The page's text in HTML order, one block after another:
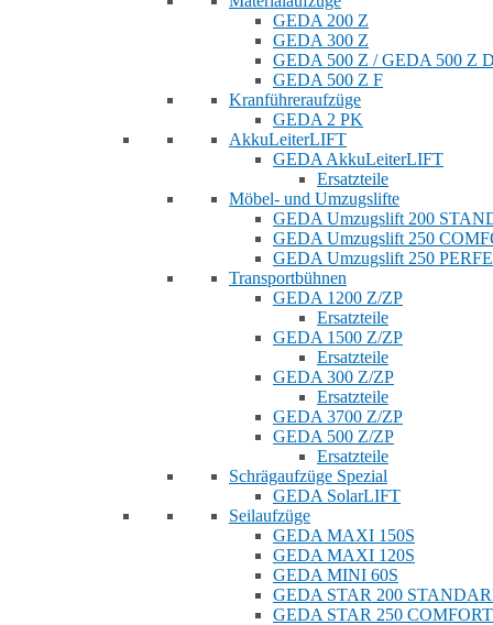
GEDA 200 Z
GEDA 300 Z
GEDA 500 Z / GEDA 500 Z
GEDA 500 Z F
Kranführeraufzüge
GEDA 2 PK
AkkuLeiterLIFT
GEDA AkkuLeiterLIFT
Ersatzteile
Möbel- und Umzugslifte
GEDA Umzugslift 200
GEDA Umzugslift 250
GEDA Umzugslift 250
Transportbühnen
GEDA 1200 Z/ZP
Ersatzteile
GEDA 1500 Z/ZP
Ersatzteile
GEDA 300 Z/ZP
Ersatzteile
GEDA 3700 Z/ZP
GEDA 500 Z/ZP
Ersatzteile
Schrägaufzüge Spezial
GEDA SolarLIFT
Seilaufzüge
GEDA MAXI 150S
GEDA MAXI 120S
GEDA MINI 60S
GEDA STAR 200
GEDA STAR 250 COMFORT